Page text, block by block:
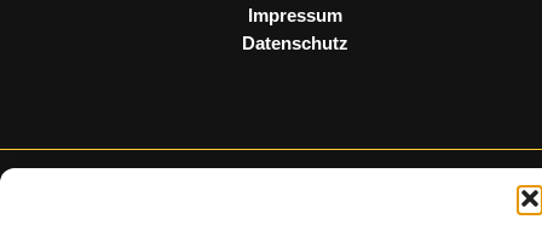
Impressum
Datenschutz
Copyright © 2026 MUSIKSCHULE-PRIMUS